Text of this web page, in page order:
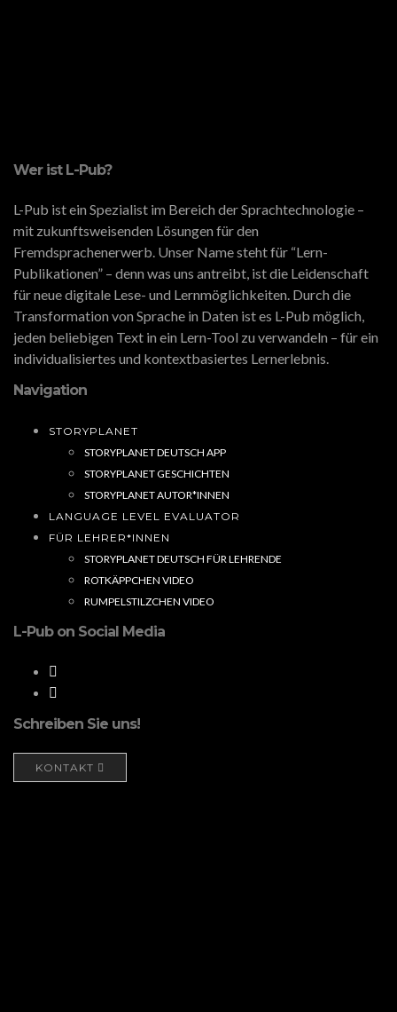
Wer ist L-Pub?
L-Pub ist ein Spezialist im Bereich der Sprachtechnologie –
mit zukunftsweisenden Lösungen für den
Fremdsprachenerwerb. Unser Name steht für “Lern-
Publikationen” – denn was uns antreibt, ist die Leidenschaft
für neue digitale Lese- und Lernmöglichkeiten. Durch die
Transformation von Sprache in Daten ist es L-Pub möglich,
jeden beliebigen Text in ein Lern-Tool zu verwandeln – für ein
individualisiertes und kontextbasiertes Lernerlebnis.
Navigation
STORYPLANET
STORYPLANET DEUTSCH APP
STORYPLANET GESCHICHTEN
STORYPLANET AUTOR*INNEN
LANGUAGE LEVEL EVALUATOR
FÜR LEHRER*INNEN
STORYPLANET DEUTSCH FÜR LEHRENDE
ROTKÄPPCHEN VIDEO
RUMPELSTILZCHEN VIDEO
L-Pub on Social Media
Schreiben Sie uns!
KONTAKT